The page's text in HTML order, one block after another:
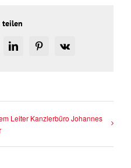
teilen
LinkedInPinterest
Vk
Leiter Kanzlerbüro Johannes